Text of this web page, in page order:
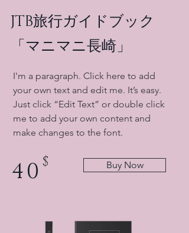
JTB旅行ガイドブック
「マニマニ長崎」
I'm a paragraph. Click here to add
your own text and edit me. It’s easy.
Just click “Edit Text” or double click
me to add your own content and
make changes to the font.
$
40 Buy Now